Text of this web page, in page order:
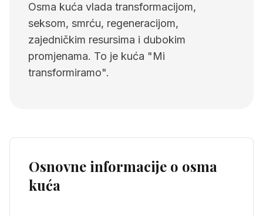
Osma kuća vlada transformacijom,
seksom, smrću, regeneracijom,
zajedničkim resursima i dubokim
promjenama. To je kuća "Mi
transformiramo".
Osnovne informacije o osma
kuća